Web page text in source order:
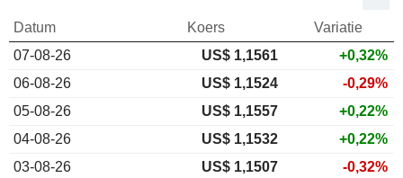
Datum Koers
Variatie
07-08-26
US$ 1,1561
+0,32%
06-08-26
US$ 1,1524
-0,29%
05-08-26
US$ 1,1557
+0,22%
04-08-26
US$ 1,1532
+0,22%
03-08-26
US$ 1,1507 -0,32%